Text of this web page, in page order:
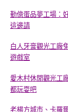
勤億蛋品夢工場：
這邊請
白人牙膏觀光工廠
遊戲室
愛木村休閒觀光工
都玩耍吧
老楊方城市、卡羅